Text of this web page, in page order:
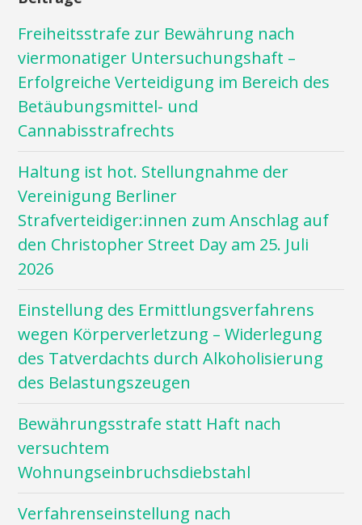
Freiheitsstrafe zur Bewährung nach
viermonatiger Untersuchungshaft –
Erfolgreiche Verteidigung im Bereich des
Betäubungsmittel- und
Cannabisstrafrechts
Haltung ist hot. Stellungnahme der
Vereinigung Berliner
Strafverteidiger:innen zum Anschlag auf
den Christopher Street Day am 25. Juli
2026
Einstellung des Ermittlungsverfahrens
wegen Körperverletzung – Widerlegung
des Tatverdachts durch Alkoholisierung
des Belastungszeugen
Bewährungsstrafe statt Haft nach
versuchtem
Wohnungseinbruchsdiebstahl
Verfahrenseinstellung nach